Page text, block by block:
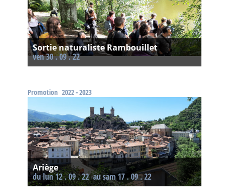
Sortie naturaliste Rambouillet
ven 30 . 09 . 22
Promotion 2022 - 2023
Ariège
Du lun 12 . 09 . 22
au sam 17 . 09 . 22